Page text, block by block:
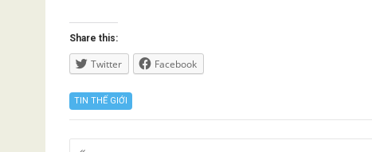
Share this:
Twitter Facebook
TIN THẾ GIỚI
Posts